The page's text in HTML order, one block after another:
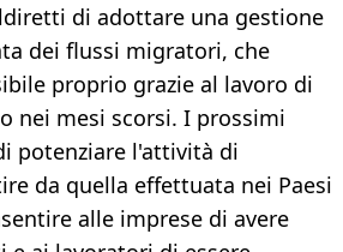
di adottare una gestione
dei flussi migratori, che
proprio grazie al lavoro di
nei mesi scorsi. I prossimi
potenziare l'attività di
da quella effettuata nei Paesi
alle imprese di avere